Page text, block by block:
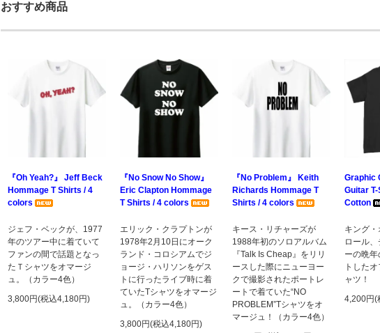
おすすめ商品
『Oh Yeah?』 Jeff Beck
Hommage T Shirts / 4
colors
ジェフ・ベックが、1977
年のツアー中に着ていて
ファンの間で話題となっ
たＴシャツをオマージ
ュ。（カラー4色）
3,800円(税込4,180円)
『No Snow No Show』
Eric Clapton Hommage
T Shirts / 4 colors
エリック・クラプトンが
1978年2月10日にオーク
ランド・コロシアムでジ
ョージ・ハリソンをゲス
トに行ったライブ時に着
ていたTシャツをオマージ
ュ。（カラー4色）
3,800円(税込4,180円)
『No Problem』 Keith
Richards Hommage T
Shirts / 4 colors
キース・リチャーズが
1988年初のソロアルバム
『Talk Is Cheap』をリリ
ースした際にニューヨー
クで撮影されたポートレ
ートで着ていた“NO
PROBLEM”Tシャツをオ
マージュ！（カラー4色）
Graphic
Guitar
Cotton
キング
ロール
ーの晩
トした
ャツ！
4,200円(